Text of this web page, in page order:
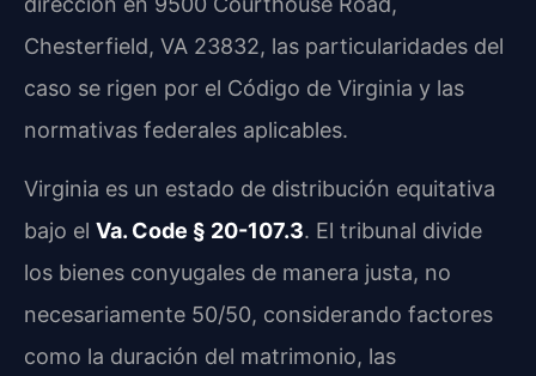
Chesterfield, VA 23832, las particularidades del
caso se rigen por el Código de Virginia y las
normativas federales aplicables.
Virginia es un estado de distribución equitativa
bajo el Va. Code § 20-107.3. El tribunal divide
los bienes conyugales de manera justa, no
necesariamente 50/50, considerando factores
como la duración del matrimonio, las